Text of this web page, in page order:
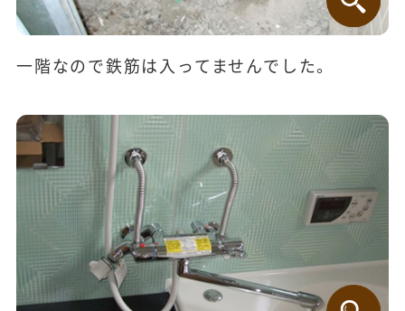
一階なので鉄筋は入ってませんでした。